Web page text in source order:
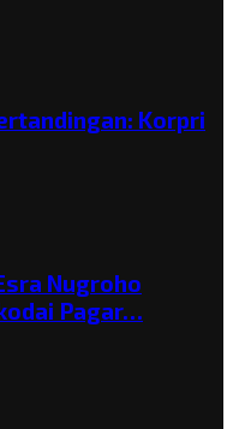
Korpri
Nugroho
Pagar…